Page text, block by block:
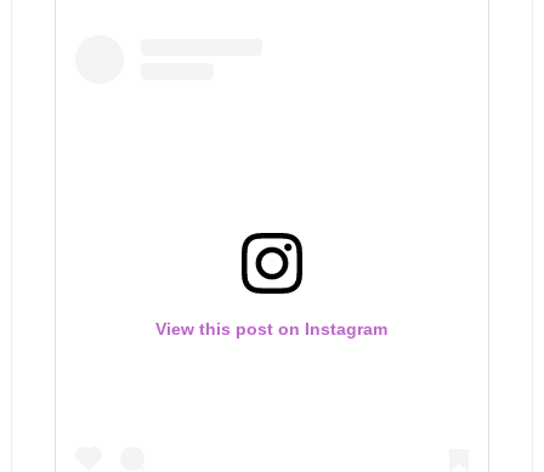
View this post on Instagram